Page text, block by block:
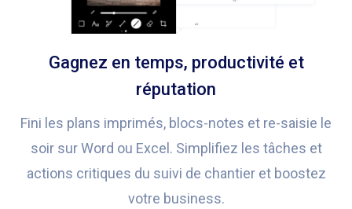
Gagnez en temps, productivité et
réputation
Fini les plans imprimés, blocs-notes et re-saisie le
soir sur Word ou Excel. Simplifiez les tâches et
actions critiques du suivi de chantier et boostez
votre business.